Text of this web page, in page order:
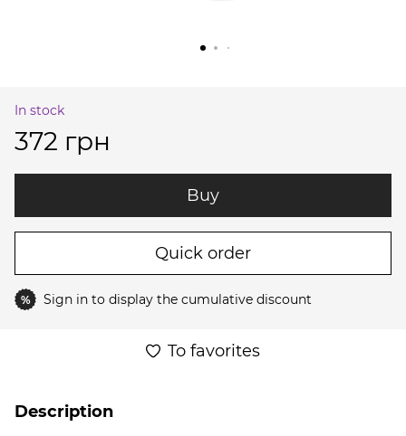
In stock
372 грн
Buy
Quick order
% Sign in to display the cumulative discount
To favorites
Description